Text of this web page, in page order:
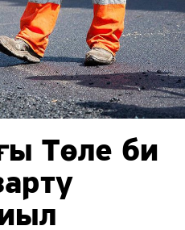
Төле би